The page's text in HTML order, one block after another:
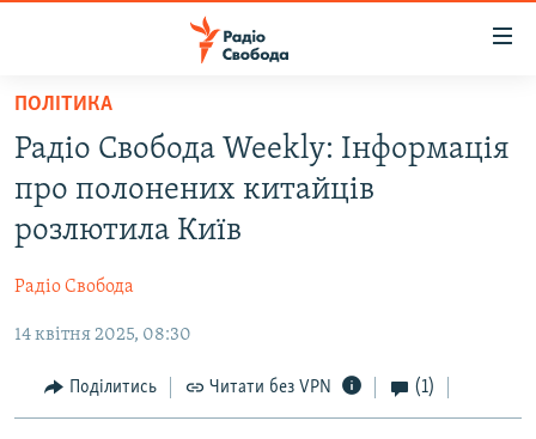
Перейти
основного
матеріалу
Перейти
до
основної
Перейти
пошуку
РАДІО СВОБОДА – 70 РОКІВ
ВСЕ ЗА ДОБУ
СТАТТІ
ЕКОНОМІКА
СУСПІЛЬСТВО
КУЛЬТУРА
РОСІЙСЬКА «ФІЛЬТРАЦІЯ»
ДОНБАС.РЕАЛІЇ
КРИМ.РЕАЛІЇ
ПОЛІТИКА
Радіо Свобода Weekly: Інформація
про полонених китайців
розлютила Київ
Радіо Свобода
14 квітня 2025, 08:30
Поділитись Читати без VPN (1)